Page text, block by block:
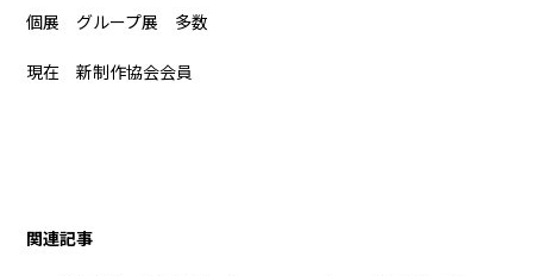
個展 グループ展 多数
現在 新制作協会会員
関連記事